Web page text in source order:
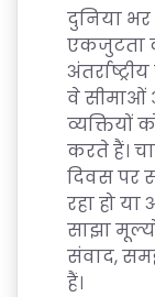
दुनिया
एकजुटता
वे सीमाओं
व्यक्तियों
करते हैं।
दिवस पर
रहा हो या
साझा
संवाद,
हैं।